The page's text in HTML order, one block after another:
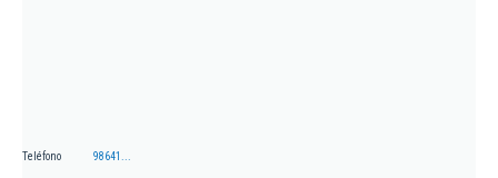
Teléfono 98641...